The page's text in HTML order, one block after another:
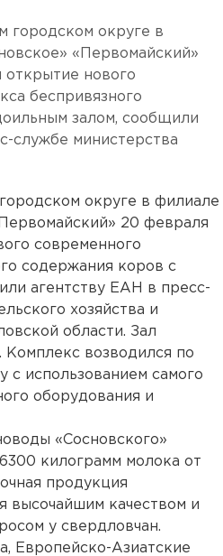
городском округе в
«Первомайский»
открытие нового
беспривязного
залом, сообщили
службе министерства
округе в филиале
20 февраля
современного
содержания коров с
агентству ЕАН в пресс-
хозяйства и
области. Зал
Комплекс возводился по
с использованием самого
оборудования и
«Сосновского»
килограмм молока от
продукция
высочайшим качеством и
у свердловчан.
Европейско-Азиатские